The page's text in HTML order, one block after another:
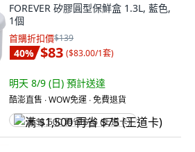
FOREVER 矽膠圓型保鮮盒 1.3L, 藍色,
1個
首購折扣價$139
40% $83 ($83.00/1套)
明天 8/9 (日) 預計送達
酷澎直售 ∙ WOW免運 ∙ 免費退貨
满 $1,500 再省 $75 (王道卡)